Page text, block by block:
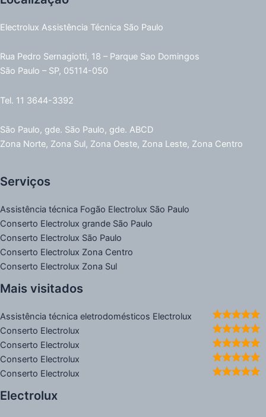
Electrolux Assistência Técnica São Paulo
Rua Pedro Sernagiotti, 18 – Parque Sao Domingos
São Paulo – SP, 05114-050
Tel. 11 3644-3392
São Paulo, gde. São Paulo, gde. ABCD
Zona Norte, Zona Sul, Zona Oeste, Zona Leste, Zona Centro
Serviços
Assistência técnica Fogão Electrolux São Paulo
Conserto Electrolux grande São Paulo
Conserto Electrolux São Paulo
Conserto Electrolux Zona Centro
Conserto Electrolux Zona Sul
Mais visitados
Assistência técnica eletrodomésticos Electrolux
Conserto Electrolux
Conserto Electrolux
Conserto Electrolux
Conserto Electrolux
Electrolux